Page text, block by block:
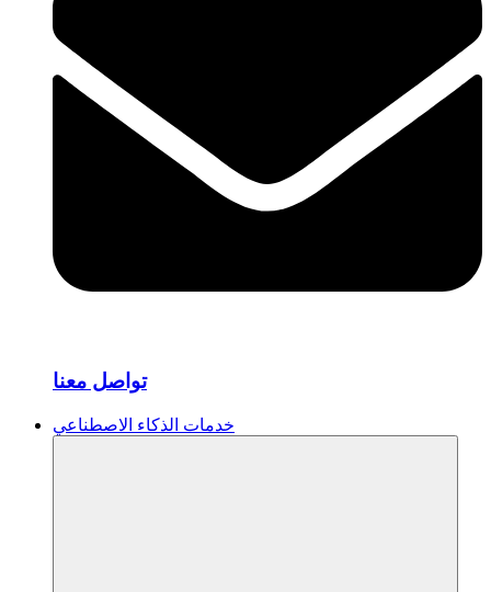
تواصل معنا
خدمات الذكاء الاصطناعي